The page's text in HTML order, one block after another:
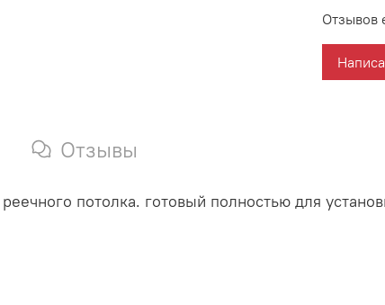
Отзывов
Отзывы
потолка. готовый полностью для